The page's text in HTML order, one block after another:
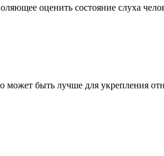
оценить состояние слуха
быть лучше для укрепления